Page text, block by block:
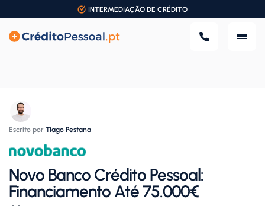
INTERMEDIAÇÃO DE CRÉDITO
Escrito por Tiago Pestana
Novo Banco Crédito Pessoal:
Financiamento Até 75.000€